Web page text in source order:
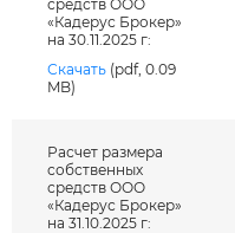
средств ООО
«Кадерус Брокер»
на 30.11.2025 г:
Скачать (pdf, 0.09
MB)
Расчет размера
собственных
средств ООО
«Кадерус Брокер»
на 31.10.2025 г: